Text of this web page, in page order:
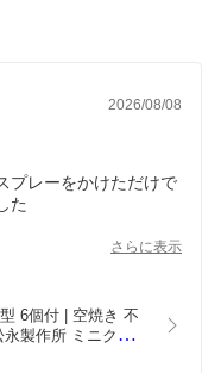
2026/08/08
プレーをかけただけで
た
さらに表示
6個付 | 空焼き 不
製作所 ミニクグロ